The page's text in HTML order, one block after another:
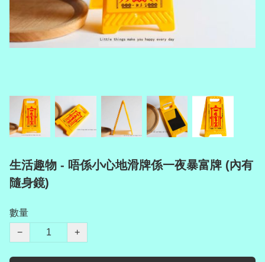
生活趣物 - 唔係小心地滑牌係一夜暴富牌 (內有
隨身鏡)
數量
−
+